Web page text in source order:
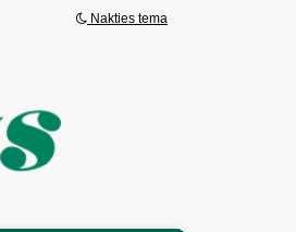
Nakties tema